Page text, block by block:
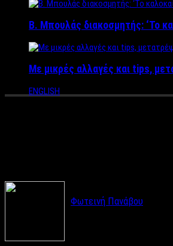
Β. Μπουλάς διακοσμητής: ‘Το
Με μικρές αλλαγές και tips,
ENGLISH
Φωτεινή Πανάβου